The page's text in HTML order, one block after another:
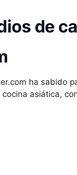
de
ha sabido
asiática,